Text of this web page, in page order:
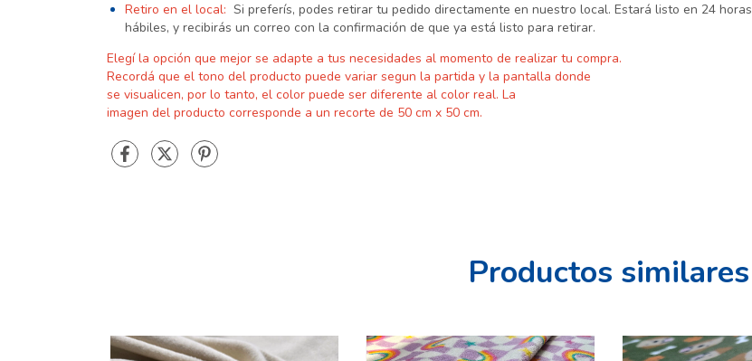
Retiro en el local: Si preferís, podes retirar tu pedido directamente en nuestro local. Estará listo en 24 horas
hábiles, y recibirás un correo con la confirmación de que ya está listo para retirar.
Elegí la opción que mejor se adapte a tus necesidades al momento de realizar tu compra.
Recordá que el tono del producto puede variar segun la partida y la pantalla donde
se visualicen, por lo tanto, el color puede ser diferente al color real. La
imagen del producto corresponde a un recorte de 50 cm x 50 cm.
Productos similares